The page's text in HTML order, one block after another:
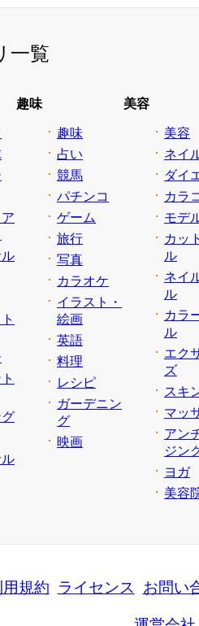
一覧
趣味
趣味
占い
競馬
パチンコ
ゲーム
旅行
写真
カラオケ
イラスト・
絵画
英語
料理
レシピ
ガーデニン
グ
映画
美容
美容
ネイ
ダイ
カラ
モデ
カッ
ル
ネイ
ル
カラ
ル
エク
ズ
スキ
マッ
アン
ジン
ヨガ
美容
用規約 ライセンス お問い